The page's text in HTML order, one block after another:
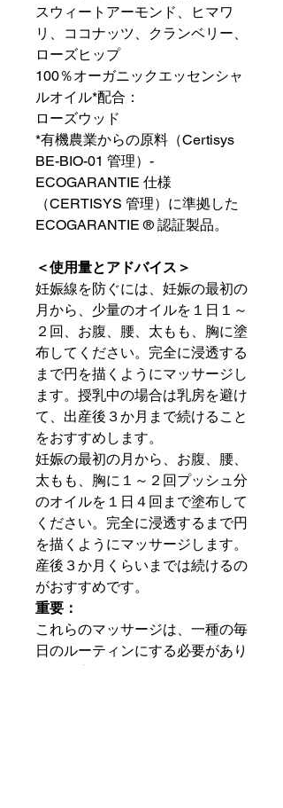
スウィートアーモンド、ヒマワ
リ、ココナッツ、クランベリー、
ローズヒップ
100％オーガニックエッセンシャ
ルオイル*配合：
ローズウッド
*有機農業からの原料（Certisys
BE-BIO-01 管理）-
ECOGARANTIE 仕様
（CERTISYS 管理）に準拠した
ECOGARANTIE ® 認証製品。
＜使用量とアドバイス＞
妊娠線を防ぐには、妊娠の最初の
月から、少量のオイルを１日１～
２回、お腹、腰、太もも、胸に塗
布してください。完全に浸透する
まで円を描くようにマッサージし
ます。授乳中の場合は乳房を避け
て、出産後３か月まで続けること
をおすすめします。
妊娠の最初の月から、お腹、腰、
太もも、胸に１～２回プッシュ分
のオイルを１日４回まで塗布して
ください。完全に浸透するまで円
を描くようにマッサージします。
産後３か月くらいまでは続けるの
がおすすめです。
重要：
これらのマッサージは、一種の毎
日のルーティンにする必要があり